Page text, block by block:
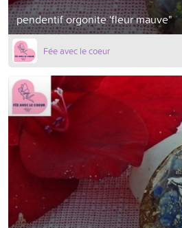
pendentif orgonite 'fleur mauve"
Fée avec le coeur